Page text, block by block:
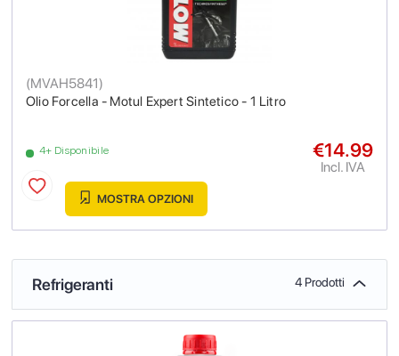
Olio Forcella - Motul Expert Sintetico - 1 Litro
(MVAH5841)
4+ Disponibile €14.99
Incl. IVA
MOSTRA OPZIONI
Refrigeranti 4 Prodotti